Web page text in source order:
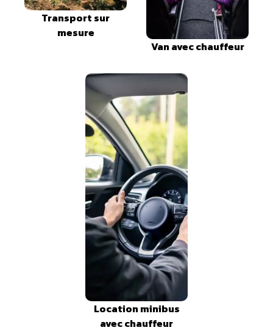
Transport sur
mesure
Van avec chauffeur
Location minibus
avec chauffeur